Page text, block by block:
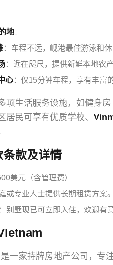
地：
：车程不远，岘港最佳游泳和休
：近在咫尺，提供新鲜本地农
心：仅15分钟车程，享有丰富
项生活服务设施，如健身房
居民可享有优质学校、
条款及详情
美元（含管理费）
或专业人士提供长期租赁方案。
：别墅现已可立即入住，欢迎有
一家持牌房地产公司，专